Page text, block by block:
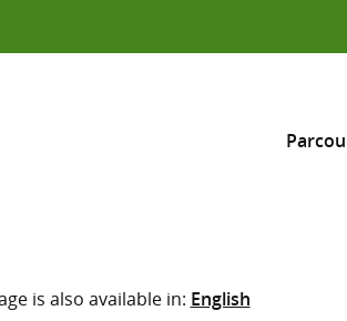
Sélectionner l’emplacement
is also available in: English